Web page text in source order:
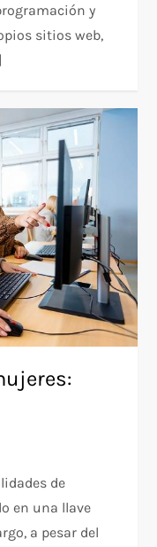
y
sitios web,
de
en una llave
a pesar del